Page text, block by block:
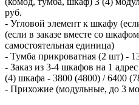
руб.
- Угловой элемент к шкафу
(если в заказе вместе со
самостоятельная единица)
- Тумба прикроватная (2 шт) -
- Заказ из 3-4 шкафов на 1
(4) шкафа - 3800 (4800) / 6400
- Прихожие (модульные, до 3